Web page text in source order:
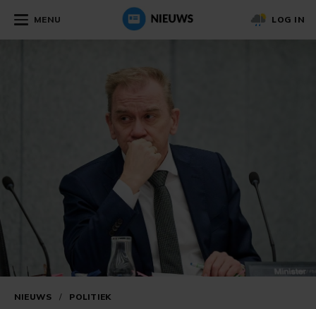
MENU LOG IN
NIEUWS / POLITIEK